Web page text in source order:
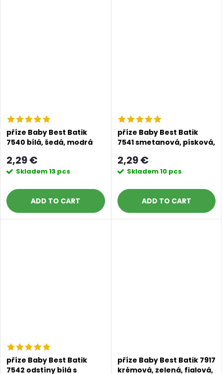
příze Baby Best Batik
7540 bílá, šedá, modrá
2,29 €
Skladem13 pcs
ADD TO CART
příze Baby Best Batik
7541 smetanová, písková,
2,29 €
Skladem10 pcs
ADD TO CART
příze Baby Best Batik
7542 odstíny bílá s
příze Baby Best Batik 7917
krémová, zelená, fialová,